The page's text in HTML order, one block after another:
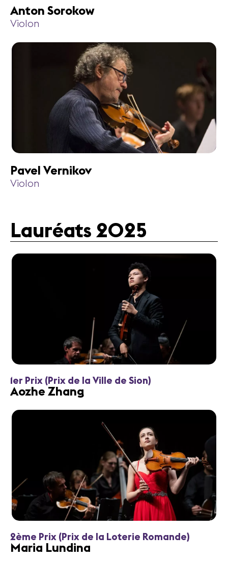
Anton Sorokow
Violon
Pavel Vernikov
Violon
Lauréats 2025
1er Prix (Prix de la Ville de Sion)
Aozhe Zhang
2ème Prix (Prix de la Loterie Romande)
Maria Lundina